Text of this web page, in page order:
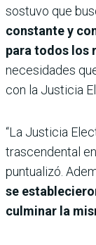
sostuvo que
constante y
para todos los
necesidades
con la Justicia
“La Justicia
trascendental
puntualizó.
se
culminar la